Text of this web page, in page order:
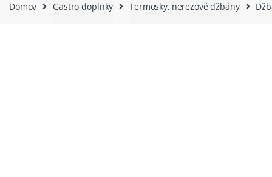
Domov Gastro doplnky Termosky, nerezové džbány